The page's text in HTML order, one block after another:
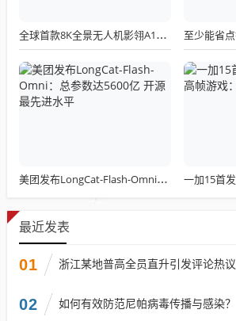
全球首款8K全景无人机影翎A1全球出货量突破三万，上市仅一个月！
美团发布LongCat-Flash-Omni：总参数达5600亿 开源最先进水平
最近发表
01 浙江某地普高全员直升引发评论热议
02 如何有效防范尼帕病毒传播与感染？